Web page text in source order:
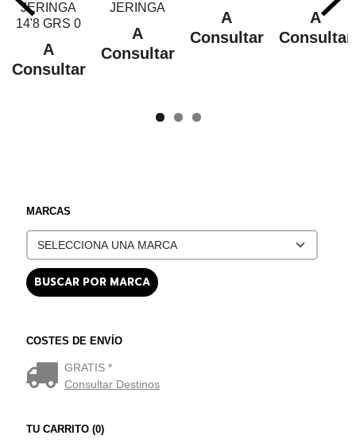
MARCAS
COSTES DE ENVÍO
GRATIS *
Consultar Destinos
TU CARRITO (0)
JERINGA
14'8 GRS 0
A
Consultar
JERINGA
A
Consultar
A
Consultar
A
Consultar